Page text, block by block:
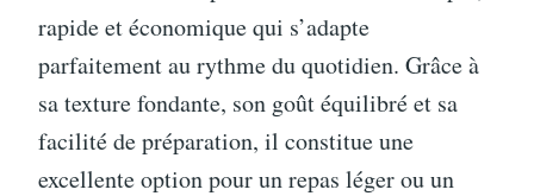
rapide et économique qui s’adapte
parfaitement au rythme du quotidien. Grâce à
sa texture fondante, son goût équilibré et sa
facilité de préparation, il constitue une
excellente option pour un repas léger ou un